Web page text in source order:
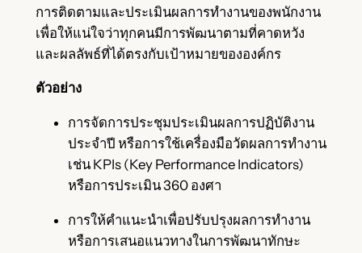
การติดตามและประเมินผลการทำงานของพนักงาน
เพื่อให้แน่ใจว่าทุกคนมีการพัฒนาตามที่คาดหวัง
และผลลัพธ์ที่ได้ตรงกับเป้าหมายขององค์กร
ตัวอย่าง
การจัดการประชุมประเมินผลการปฏิบัติงาน
ประจำปี หรือการใช้เครื่องมือวัดผลการทำงาน
เช่น KPIs (Key Performance Indicators)
หรือการประเมิน 360 องศา
การให้คำแนะนำเพื่อปรับปรุงผลการทำงาน
หรือการเสนอแนวทางในการพัฒนาทักษะ